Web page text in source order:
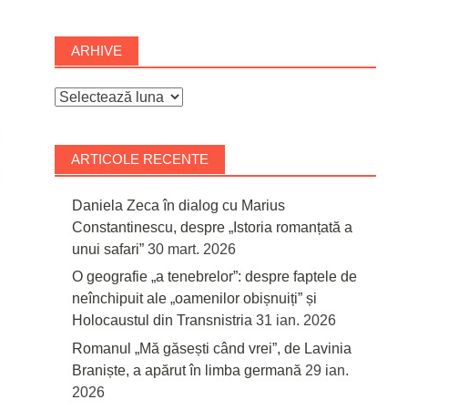
ARHIVE
Arhive
ARTICOLE RECENTE
Daniela Zeca în dialog cu Marius
Constantinescu, despre „Istoria romanțată a
unui safari” 30 mart. 2026
O geografie „a tenebrelor”: despre faptele de
neînchipuit ale „oamenilor obișnuiți” și
Holocaustul din Transnistria 31 ian. 2026
Romanul „Mă găsești când vrei”, de Lavinia
Braniște, a apărut în limba germană 29 ian.
2026